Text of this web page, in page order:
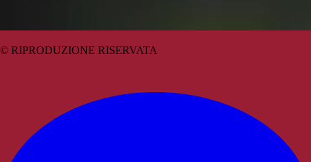
© RIPRODUZIONE RISERVATA